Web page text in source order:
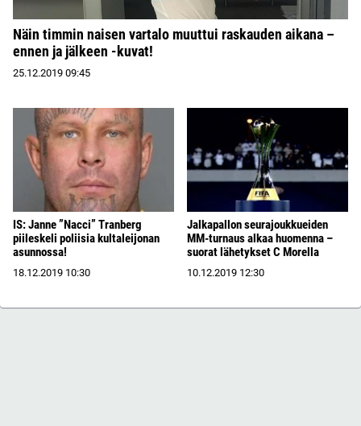
Näin timmin naisen vartalo muuttui raskauden aikana –
ennen ja jälkeen -kuvat!
25.12.2019 09:45
IS: Janne ”Nacci” Tranberg
piileskeli poliisia kultaleijonan
asunnossa!
18.12.2019 10:30
Jalkapallon seurajoukkueiden
MM-turnaus alkaa huomenna –
suorat lähetykset C Morella
10.12.2019 12:30